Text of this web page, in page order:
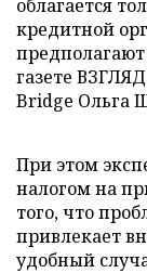
облагается
кредитной
газете
Bridge Ольга
При этом
налогом на
того, что
привлекает
удобный